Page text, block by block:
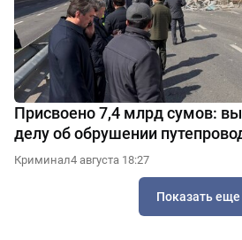
Присвоено 7,4 млрд сумов:
делу об обрушении
Криминал4 августа 18:27
Показать еще